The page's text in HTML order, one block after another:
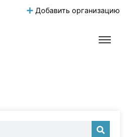
Добавить организацию